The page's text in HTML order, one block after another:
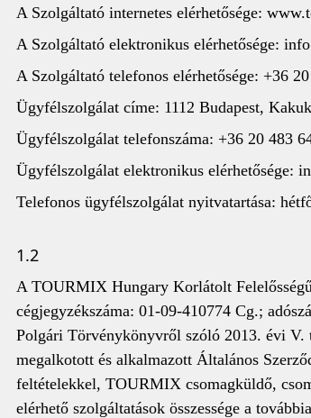
A Szolgáltató internetes elérhetősége:
A Szolgáltató elektronikus elérhetősége:
A Szolgáltató telefonos elérhetősége: +36
Ügyfélszolgálat címe: 1112 Budapest,
Ügyfélszolgálat telefonszáma: +36 20 483
Ügyfélszolgálat elektronikus elérhetősége:
Telefonos ügyfélszolgálat nyitvatartása:
1.2
A TOURMIX Hungary Korlátolt
cégjegyzékszáma: 01-09-410774 Cg.;
Polgári Törvénykönyvről szóló 2013. évi V.
megalkotott és alkalmazott Általános
feltételekkel, TOURMIX csomagküldő,
elérhető szolgáltatások összessége a